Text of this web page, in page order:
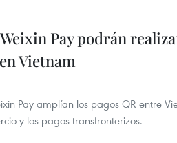
Pay podrán
Vietnam
Pay amplían los pagos QR entre
y los pagos transfronterizos.